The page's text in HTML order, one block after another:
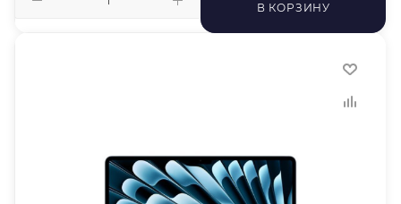
В КОРЗИНУ